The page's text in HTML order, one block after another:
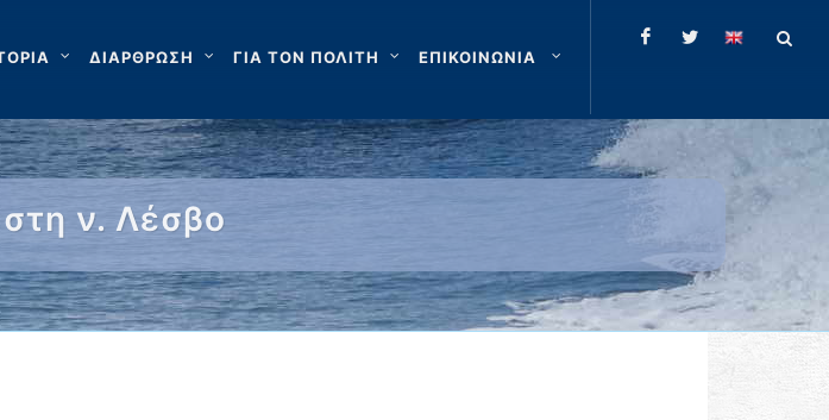
ΔΙΑΡΘΡΩΣΗ ΓΙΑ ΤΟΝ ΠΟΛΙΤΗ ΕΠΙΚΟΙΝΩΝΙΑ
ν. Λέσβο